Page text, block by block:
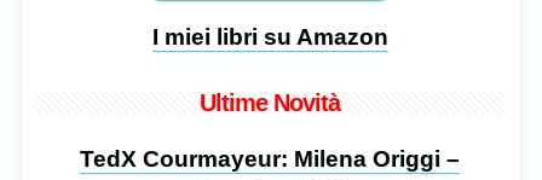
I miei libri su Amazon
Ultime Novità
TedX Courmayeur: Milena Origgi –